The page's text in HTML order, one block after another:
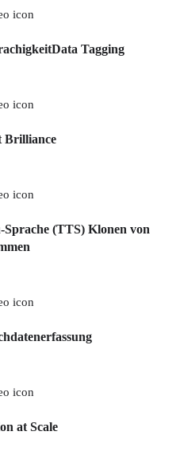
Data Tagging
Brilliance
Sprache (TTS) Klonen von
at Scale